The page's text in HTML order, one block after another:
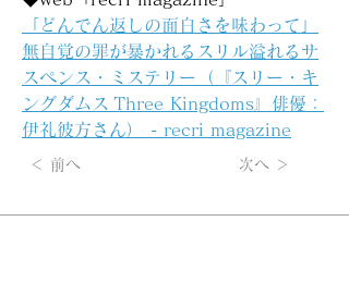
「どんでん返しの面白さを味わって」
無自覚の罪が暴かれるスリル溢れるサ
スペンス・ミステリー（『スリー・キ
ングダムス Three Kingdoms』俳優：
伊礼彼方さん） - recri magazine
＜ 前へ 次へ ＞